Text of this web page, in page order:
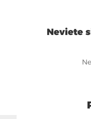
Neviete